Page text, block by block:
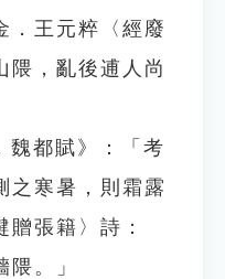
．王元粹〈經廢
隈，亂後逋人尚
魏都賦》：「考
之寒暑，則霜露
張籍〉詩：
隈。」